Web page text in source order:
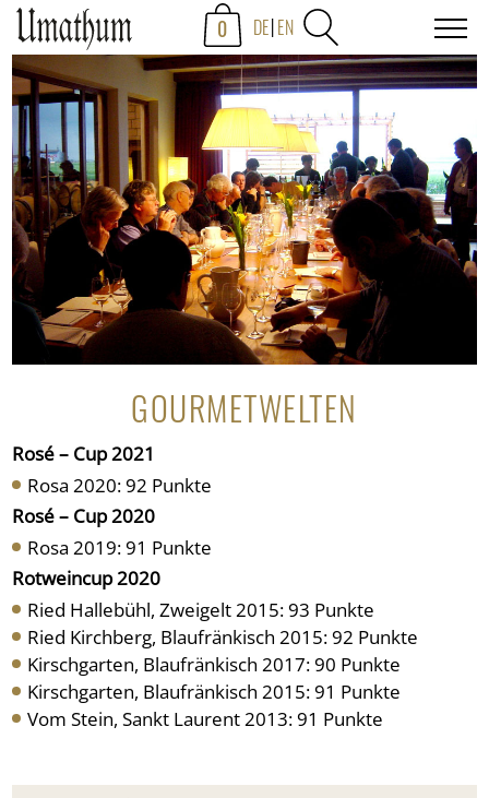
0 DE EN
GOURMETWELTEN
Rosé – Cup 2021
Rosa 2020: 92 Punkte
Rosé – Cup 2020
Rosa 2019: 91 Punkte
Rotweincup 2020
Ried Hallebühl, Zweigelt 2015: 93 Punkte
Ried Kirchberg, Blaufränkisch 2015: 92 Punkte
Kirschgarten, Blaufränkisch 2017: 90 Punkte
Kirschgarten, Blaufränkisch 2015: 91 Punkte
Vom Stein, Sankt Laurent 2013: 91 Punkte